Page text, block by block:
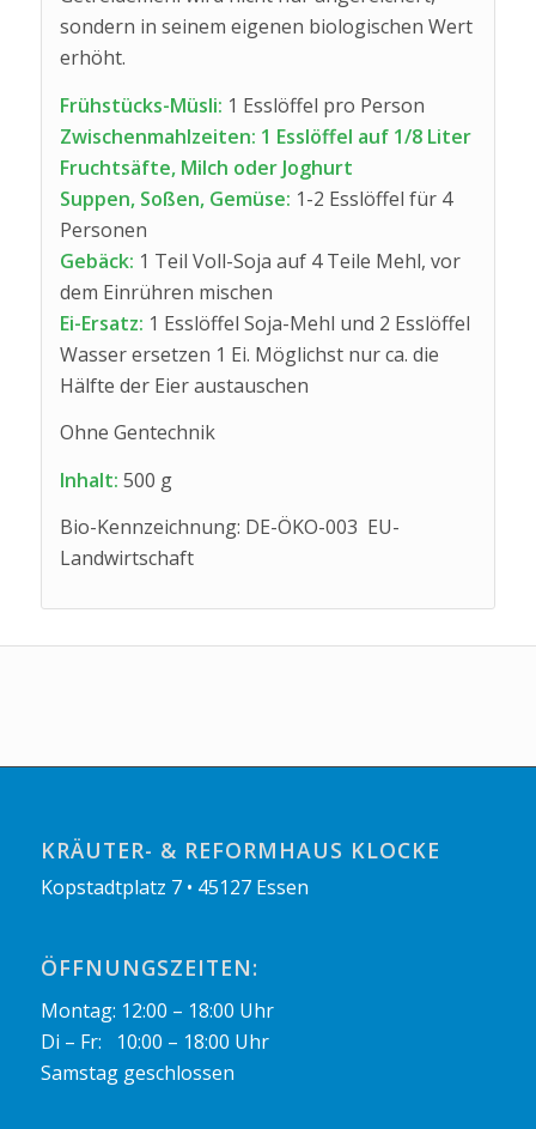
sondern in seinem eigenen biologischen Wert
erhöht.
Frühstücks-Müsli: 1 Esslöffel pro Person
Zwischenmahlzeiten: 1 Esslöffel auf 1/8 Liter
Fruchtsäfte, Milch oder Joghurt
Suppen, Soßen, Gemüse: 1-2 Esslöffel für 4
Personen
Gebäck: 1 Teil Voll-Soja auf 4 Teile Mehl, vor
dem Einrühren mischen
Ei-Ersatz: 1 Esslöffel Soja-Mehl und 2 Esslöffel
Wasser ersetzen 1 Ei. Möglichst nur ca. die
Hälfte der Eier austauschen
Ohne Gentechnik
Inhalt: 500 g
Bio-Kennzeichnung: DE-ÖKO-003 EU-
Landwirtschaft
KRÄUTER- & REFORMHAUS KLOCKE
Kopstadtplatz 7 • 45127 Essen
ÖFFNUNGSZEITEN:
Montag: 12:00 – 18:00 Uhr
Di – Fr: 10:00 – 18:00 Uhr
Samstag geschlossen